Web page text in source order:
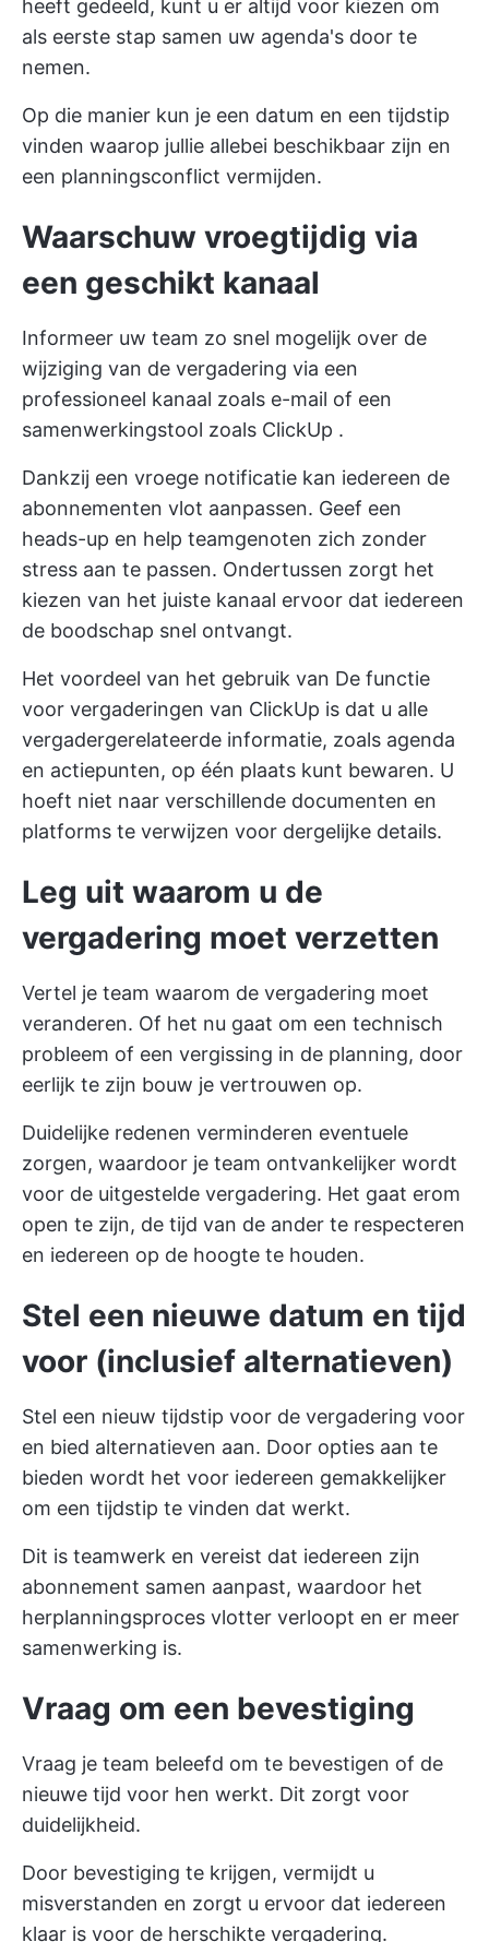
heeft gedeeld, kunt u er altijd voor kiezen om
als eerste stap samen uw agenda's door te
nemen.
Op die manier kun je een datum en een tijdstip
vinden waarop jullie allebei beschikbaar zijn en
een planningsconflict vermijden.
Waarschuw vroegtijdig via
een geschikt kanaal
Informeer uw team zo snel mogelijk over de
wijziging van de vergadering via een
professioneel kanaal zoals e-mail of een
samenwerkingstool zoals ClickUp .
Dankzij een vroege notificatie kan iedereen de
abonnementen vlot aanpassen. Geef een
heads-up en help teamgenoten zich zonder
stress aan te passen. Ondertussen zorgt het
kiezen van het juiste kanaal ervoor dat iedereen
de boodschap snel ontvangt.
Het voordeel van het gebruik van De functie
voor vergaderingen van ClickUp is dat u alle
vergadergerelateerde informatie, zoals agenda
en actiepunten, op één plaats kunt bewaren. U
hoeft niet naar verschillende documenten en
platforms te verwijzen voor dergelijke details.
Leg uit waarom u de
vergadering moet verzetten
Vertel je team waarom de vergadering moet
veranderen. Of het nu gaat om een technisch
probleem of een vergissing in de planning, door
eerlijk te zijn bouw je vertrouwen op.
Duidelijke redenen verminderen eventuele
zorgen, waardoor je team ontvankelijker wordt
voor de uitgestelde vergadering. Het gaat erom
open te zijn, de tijd van de ander te respecteren
en iedereen op de hoogte te houden.
Stel een nieuwe datum en tijd
voor (inclusief alternatieven)
Stel een nieuw tijdstip voor de vergadering voor
en bied alternatieven aan. Door opties aan te
bieden wordt het voor iedereen gemakkelijker
om een tijdstip te vinden dat werkt.
Dit is teamwerk en vereist dat iedereen zijn
abonnement samen aanpast, waardoor het
herplanningsproces vlotter verloopt en er meer
samenwerking is.
Vraag om een bevestiging
Vraag je team beleefd om te bevestigen of de
nieuwe tijd voor hen werkt. Dit zorgt voor
duidelijkheid.
Door bevestiging te krijgen, vermijdt u
misverstanden en zorgt u ervoor dat iedereen
klaar is voor de herschikte vergadering.